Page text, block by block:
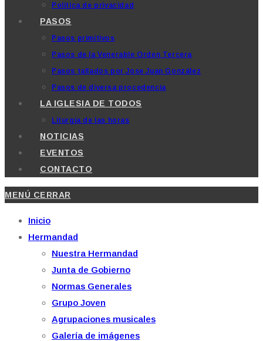
Política de privacidad
PASOS
Pasos primitivos
Pasos de la Venerable Orden Tercera
Pasos tallados por Jose Juan González
Pasos de diversa procedencia
LA IGLESIA DE TODOS
Liturgia de las horas
NOTICIAS
EVENTOS
CONTACTO
MENÚ CERRAR
Inicio
Hermandad
Nuestra Hermandad
Junta de Gobierno
Normas Generales
Grupo Joven
Agrupaciones musicales
Galería de imágenes